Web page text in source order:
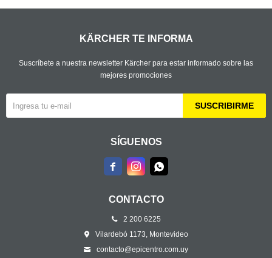
CONTACTO
2 200 6225
Vilardebó 1173, Montevideo
contacto@epicentro.com.uy
SÍGUENOS
  
KÄRCHER TE INFORMA
Suscríbete a nuestra newsletter Kärcher para estar informado sobre las
mejores promociones
SUSCRIBIRME